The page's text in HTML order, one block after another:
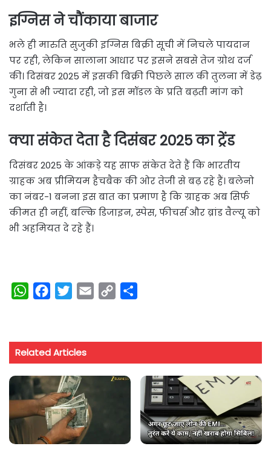
इग्निस ने चौंकाया बाजार
भले ही मारुति सुजुकी इग्निस बिक्री सूची में निचले पायदान
पर रही, लेकिन सालाना आधार पर इसने सबसे तेज ग्रोथ दर्ज
की। दिसंबर 2025 में इसकी बिक्री पिछले साल की तुलना में डेढ़
गुना से भी ज्यादा रही, जो इस मॉडल के प्रति बढ़ती मांग को
दर्शाती है।
क्या संकेत देता है दिसंबर 2025 का ट्रेंड
दिसंबर 2025 के आंकड़े यह साफ संकेत देते हैं कि भारतीय
ग्राहक अब प्रीमियम हैचबैक की ओर तेजी से बढ़ रहे हैं। बलेनो
का नंबर-1 बनना इस बात का प्रमाण है कि ग्राहक अब सिर्फ
कीमत ही नहीं, बल्कि डिजाइन, स्पेस, फीचर्स और ब्रांड वैल्यू को
भी अहमियत दे रहे हैं।
W
t
s
A
p
p
e
b
o
o
k
t
t
e
r
i
y
i
r
Related Articles